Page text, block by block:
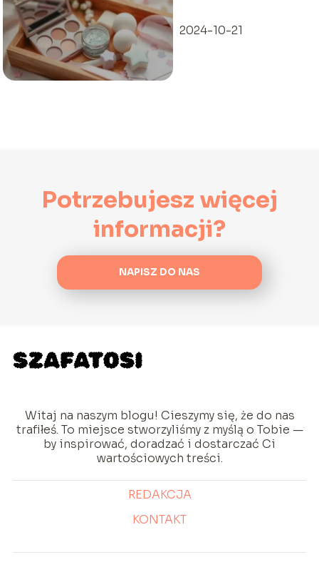
2024-10-21
Potrzebujesz więcej
informacji?
NAPISZ DO NAS
Witaj na naszym blogu! Cieszymy się, że do nas
trafiłeś. To miejsce stworzyliśmy z myślą o Tobie —
by inspirować, doradzać i dostarczać Ci
wartościowych treści.
REDAKCJA
KONTAKT